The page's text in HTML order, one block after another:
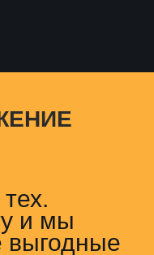
и мы
выгодные